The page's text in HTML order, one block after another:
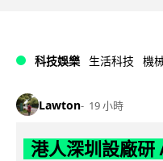
科技娛樂 生活科技 機
Lawton 19 小時
港人深圳設廠研